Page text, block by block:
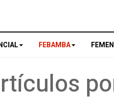
FEBAMBA